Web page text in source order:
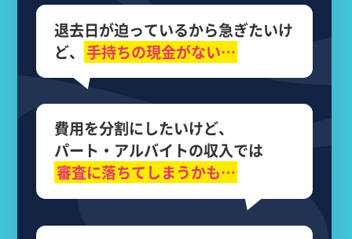
退去日が迫っているから急ぎたいけ
ど、 手持ちの現金がない…
費用を分割にしたいけど、
パート・アルバイトの収入では
審査に落ちてしまうかも…